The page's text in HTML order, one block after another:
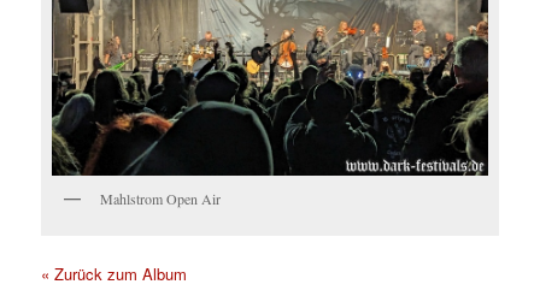
Mahlstrom Open Air
« Zurück zum Album